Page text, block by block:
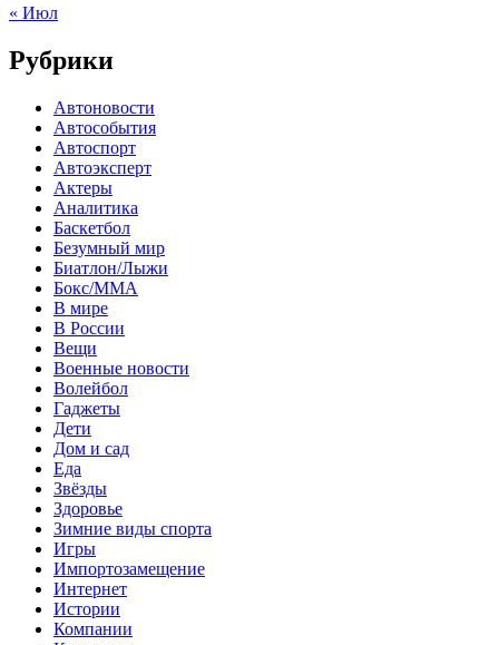
« Июл
Рубрики
Автоновости
Автособытия
Автоспорт
Автоэксперт
Актеры
Аналитика
Баскетбол
Безумный мир
Биатлон/Лыжи
Бокс/MMA
В мире
В России
Вещи
Военные новости
Волейбол
Гаджеты
Дети
Дом и сад
Еда
Звёзды
Здоровье
Зимние виды спорта
Игры
Импортозамещение
Интернет
Истории
Компании